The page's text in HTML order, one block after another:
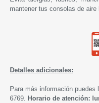
mantener tus consolas de aire
Detalles adicionales:
Para más información puedes
6769. Horario de atención: